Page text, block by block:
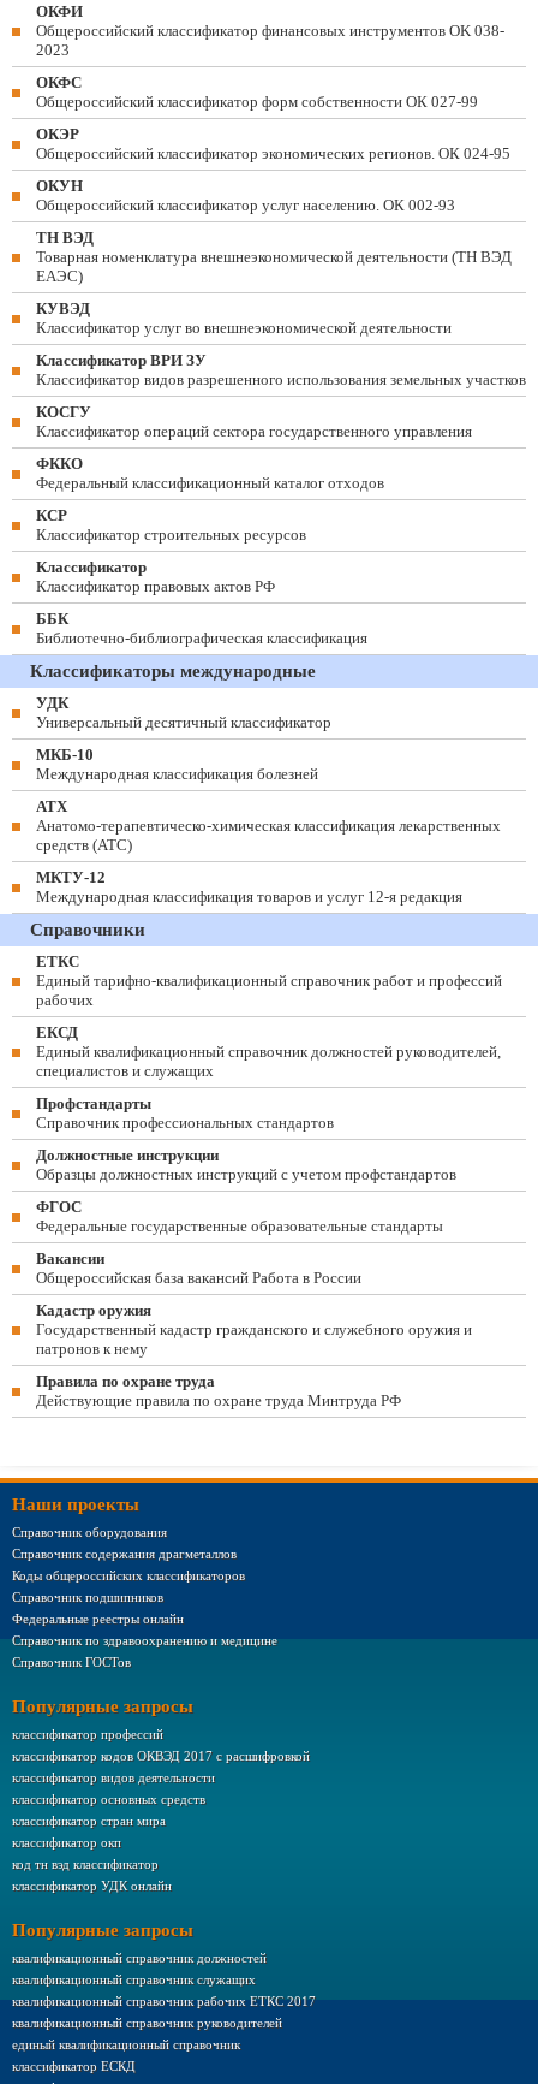
ОКФИ
Общероссийский классификатор финансовых инструментов OK 038-
2023
ОКФС
Общероссийский классификатор форм собственности ОК 027-99
ОКЭР
Общероссийский классификатор экономических регионов. ОК 024-95
ОКУН
Общероссийский классификатор услуг населению. ОК 002-93
ТН ВЭД
Товарная номенклатура внешнеэкономической деятельности (ТН ВЭД
ЕАЭС)
КУВЭД
Классификатор услуг во внешнеэкономической деятельности
Классификатор ВРИ ЗУ
Классификатор видов разрешенного использования земельных участков
КОСГУ
Классификатор операций сектора государственного управления
ФККО
Федеральный классификационный каталог отходов
КСР
Классификатор строительных ресурсов
Классификатор
Классификатор правовых актов РФ
ББК
Библиотечно-библиографическая классификация
Классификаторы международные
УДК
Универсальный десятичный классификатор
МКБ-10
Международная классификация болезней
АТХ
Анатомо-терапевтическо-химическая классификация лекарственных
средств (ATC)
МКТУ-12
Международная классификация товаров и услуг 12-я редакция
Справочники
ЕТКС
Единый тарифно-квалификационный справочник работ и профессий
рабочих
ЕКСД
Единый квалификационный справочник должностей руководителей,
специалистов и служащих
Профстандарты
Справочник профессиональных стандартов
Должностные инструкции
Образцы должностных инструкций с учетом профстандартов
ФГОС
Федеральные государственные образовательные стандарты
Вакансии
Общероссийская база вакансий Работа в России
Кадастр оружия
Государственный кадастр гражданского и служебного оружия и
патронов к нему
Правила по охране труда
Действующие правила по охране труда Минтруда РФ
Наши проекты
Справочник оборудования
Справочник содержания драгметаллов
Коды общероссийских классификаторов
Справочник подшипников
Федеральные реестры онлайн
Справочник по здравоохранению и медицине
Справочник ГОСТов
Популярные запросы
классификатор профессий
классификатор кодов ОКВЭД 2017 с расшифровкой
классификатор видов деятельности
классификатор основных средств
классификатор стран мира
классификатор окп
код тн вэд классификатор
классификатор УДК онлайн
Популярные запросы
квалификационный справочник должностей
квалификационный справочник служащих
квалификационный справочник рабочих ЕТКС 2017
квалификационный справочник руководителей
единый квалификационный справочник
классификатор ЕСКД